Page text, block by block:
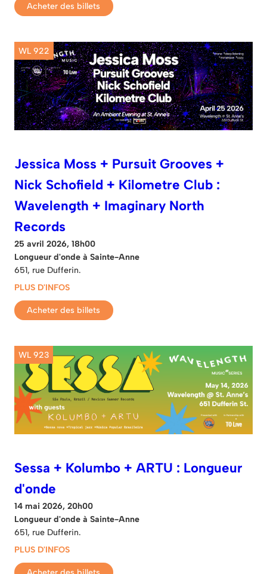
Acheter des billets
WL 922
Jessica Moss + Pursuit Grooves +
Nick Schofield + Kilometre Club :
Wavelength + Imaginary North
Records
25 avril 2026, 18h00
Longueur d'onde à Sainte-Anne
651, rue Dufferin.
PLUS D'INFOS
Acheter des billets
WL 923
Sessa + Kolumbo + ARTU : Longueur
d'onde
14 mai 2026, 20h00
Longueur d'onde à Sainte-Anne
651, rue Dufferin.
PLUS D'INFOS